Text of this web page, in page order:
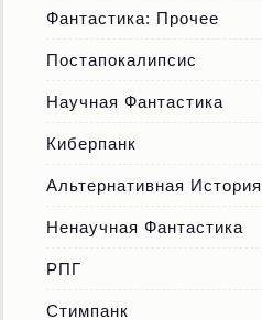
Фантастика: Прочее
Постапокалипсис
Научная Фантастика
Киберпанк
Альтернативная История
Ненаучная Фантастика
РПГ
Стимпанк